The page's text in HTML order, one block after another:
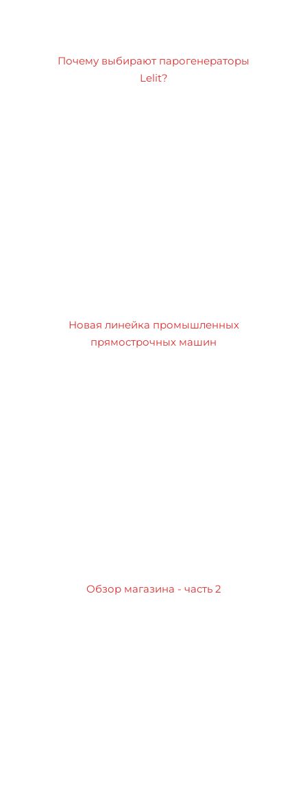
Почему выбирают парогенераторы
Lelit?
Новая линейка промышленных
прямострочных машин
Обзор магазина - часть 2